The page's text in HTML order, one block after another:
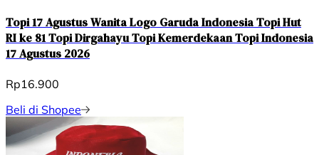
Topi 17 Agustus Wanita Logo Garuda Indonesia Topi Hut
RI ke 81 Topi Dirgahayu Topi Kemerdekaan Topi Indonesia
17 Agustus 2026
Rp16.900
Beli di Shopee